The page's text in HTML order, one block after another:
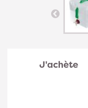
J'achète